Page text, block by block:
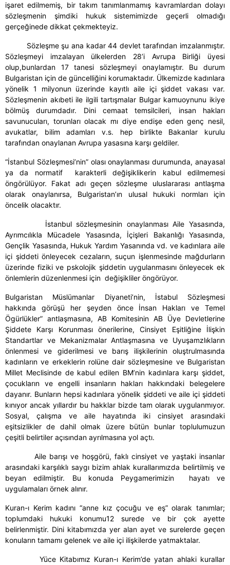
işaret edilmemiş, bir takım tanımlanmamış kavramlardan dolayı
sözleşmenin şimdiki hukuk sistemimizde geçerli olmadığı
gerçeğinede dikkat çekmekteyiz.
Sözleşme şu ana kadar 44 devlet tarafından imzalanmıştır.
Sözleşmeyi imzalayan ülkelerden 28’i Avrupa Birliği üyesi
olup,bunlardan 17 tanesi sözleşmeyi onaylamıştır. Bu durum
Bulgaristan için de güncelliğini korumaktadır. Ülkemizde kadınlara
yönelik 1 milyonun üzerinde kayıtlı aile içi şiddet vakası var.
Sözleşmenin akıbeti ile ilgili tartışmalar Bulgar kamuoynunu ikiye
bölmüş durumdadır. Dini cemaat temsilcileri, insan hakları
savunucuları, torunları olacak mı diye endişe eden genç nesil,
avukatlar, bilim adamları v.s. hep birlikte Bakanlar kurulu
tarafından onaylanan Avrupa yasasına karşı geldiler.
“İstanbul Sözleşmesi’nin” olası onaylanması durumunda, anayasal
ya da normatif karakterli değişiklikerin kabul edilmemesi
öngörülüyor. Fakat adı geçen sözleşme uluslararası antlaşma
olarak onaylanırsa, Bulgaristan’ın ulusal hukuki normları için
öncelik olacaktır.
İstanbul sözleşmesinin onaylanması Aile Yasasında,
Ayrımcılıkla Mücadele Yasasında, İçişleri Bakanlığı Yasasında,
Gençlik Yasasında, Hukuk Yardım Yasanında vd. ve kadınlara aile
içi şiddeti önleyecek cezaların, suçun işlenmesinde mağdurların
üzerinde fiziki ve pskolojik şiddetin uygulanmasını önleyecek ek
önlemlerin düzenlenmesi için değişikliler öngörüyor.
Bulgaristan Müslümanlar Diyaneti’nin, İstabul Sözleşmesi
hakkında görüşü her şeyden önce İnsan Hakları ve Temel
Ögürlükler” antlaşmasına, AB Komitesinin AB Üye Devletlerine
Şiddete Karşı Korunması önerilerine, Cinsiyet Eşitliğine İlişkin
Standartlar ve Mekanizmalar Antlaşmasına ve Uyuşamzlıkların
önlenmesi ve giderilmesi ve barış ilişkilerinin oluştrulmasında
kadınların ve erkeklerin rolüne dair sözleşmesine ve Bulgaristan
Millet Meclisinde de kabul edilen BM’nin kadınlara karşı şiddet,
çocukların ve engelli insanların hakları hakkındaki belegelere
dayanır. Bunların hepsi kadınlara yönelik şiddeti ve aile içi şiddeti
kınıyor ancak yıllardır bu hakklar bizde tam olarak uygulanmıyor.
Sosyal, çalışma ve aile hayatında iki cinsiyet arasındaki
eşitsizlikler de dahil olmak üzere bütün bunlar toplulumuzun
çeşitli belirtiler açısından ayrılmasına yol açtı.
Aile barışı ve hoşgörü, faklı cinsiyet ve yaştaki insanlar
arasındaki karşılıklı saygı bizim ahlak kurallarımızda belirtilmiş ve
beyan edilmiştir. Bu konuda Peygamerimizin hayatı ve
uygulamaları örnek alınır.
Kuran-ı Kerim kadını “anne kız çocuğu ve eş” olarak tanımlar;
toplumdaki hukuki konumu12 surede ve bir çok ayette
belirlenmiştir. Dini kitabımızda yer alan ayet ve surelerde geçen
konuların tamamı gelenek ve aile içi ilişkilerde yatmaktalar.
Yüce Kitabımız Kuran-ı Kerim’de yatan ahlaki kurallar